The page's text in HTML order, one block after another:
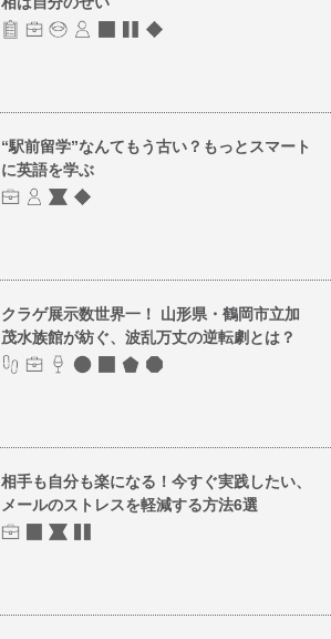
“駅前留学”なんてもう古い？もっとスマート
に英語を学ぶ
クラゲ展示数世界一！ 山形県・鶴岡市立加
茂水族館が紡ぐ、波乱万丈の逆転劇とは？
相手も自分も楽になる！今すぐ実践したい、
メールのストレスを軽減する方法6選